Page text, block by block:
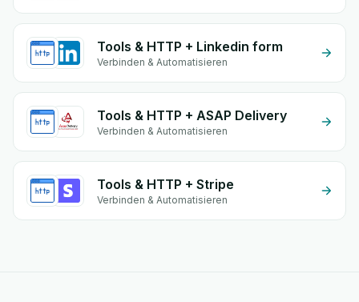
Tools & HTTP + Linkedin form
Verbinden & Automatisieren
Tools & HTTP + ASAP Delivery
Verbinden & Automatisieren
Tools & HTTP + Stripe
Verbinden & Automatisieren